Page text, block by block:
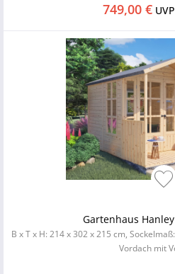
749,00 €
Gartenhaus
B x T x H: 214 x 302 x 215 cm,
Vordach mit